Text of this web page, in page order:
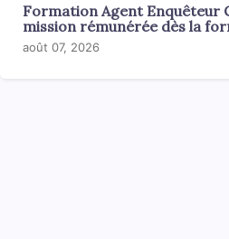
Formation Agent Enquêteur
mission rémunérée dès la
août 07, 2026